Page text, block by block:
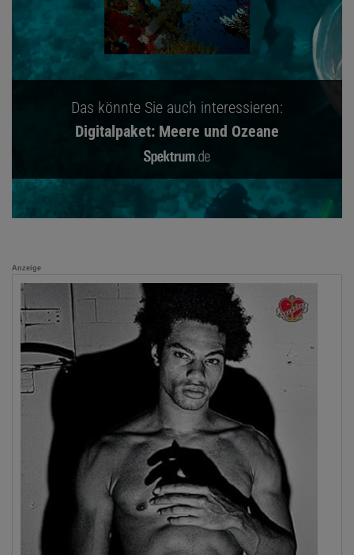
Das könnte Sie auch interessieren:
Digitalpaket: Meere und Ozeane
Anzeige